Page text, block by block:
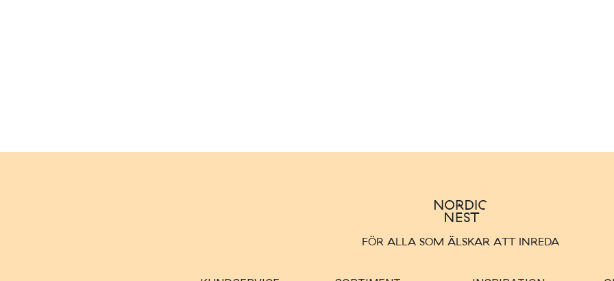
FÖR ALLA SOM ÄLSKAR ATT INREDA